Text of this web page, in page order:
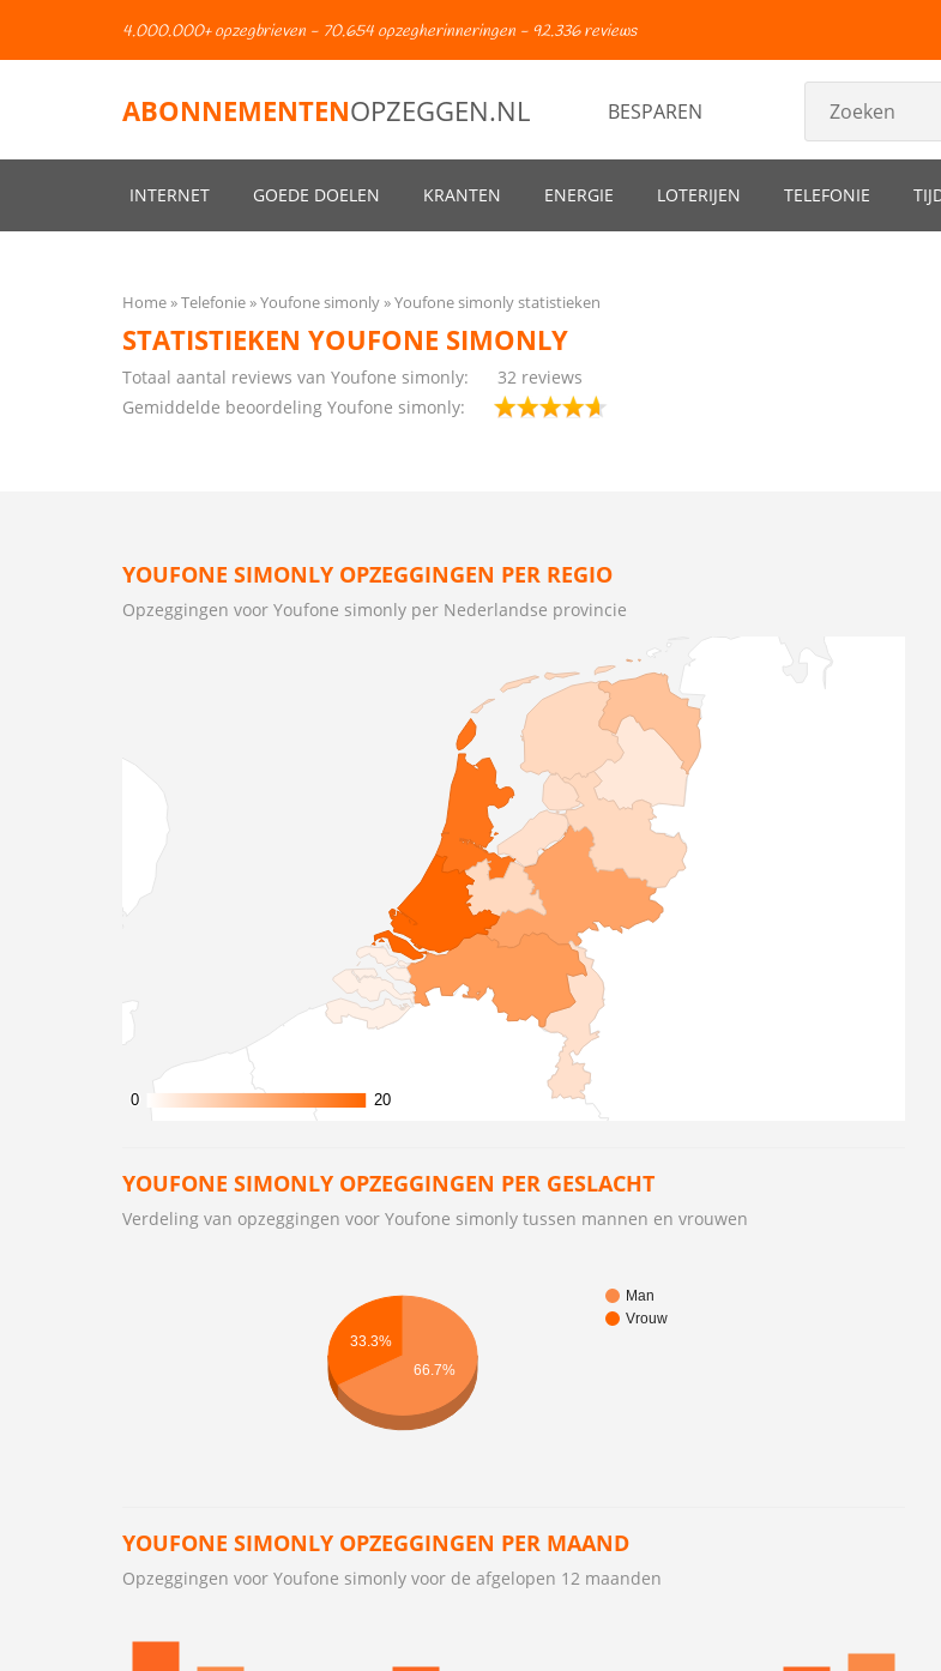
4.000.000+ opzegbrieven - 70.654 opzegherinneringen - 92.336 reviews
ABONNEMENTENOPZEGGEN.NL BESPAREN
INTERNET GOEDE DOELEN KRANTEN ENERGIE LOTERIJEN TELEFONIE
Home Telefonie Youfone simonly Youfone simonly statistieken
STATISTIEKEN YOUFONE SIMONLY
Totaal aantal reviews van Youfone simonly:
32 reviews
Gemiddelde beoordeling Youfone simonly:
YOUFONE SIMONLY OPZEGGINGEN PER REGIO
Opzeggingen voor Youfone simonly per Nederlandse provincie
0
0 20
20
YOUFONE SIMONLY OPZEGGINGEN PER GESLACHT
Verdeling van opzeggingen voor Youfone simonly tussen mannen en vrouwen
Man
Vrouw
33.3%
66.7%
YOUFONE SIMONLY OPZEGGINGEN PER MAAND
Opzeggingen voor Youfone simonly voor de afgelopen 12 maanden